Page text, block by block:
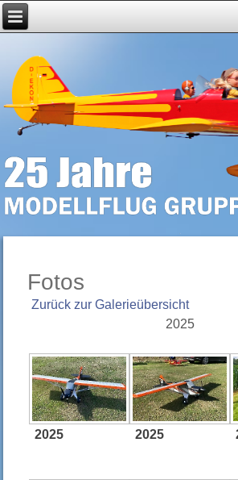
Fotos
Zurück zur Galerieübersicht
2025
2025 2025